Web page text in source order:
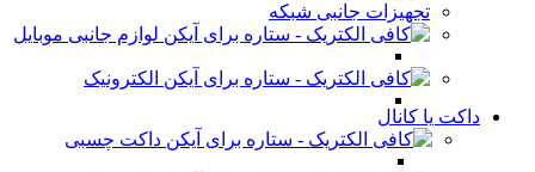
تجهیزات جانبی شبکه
لوازم جانبی موبایل
الکترونیک
داکت یا کانال
داکت چسبی